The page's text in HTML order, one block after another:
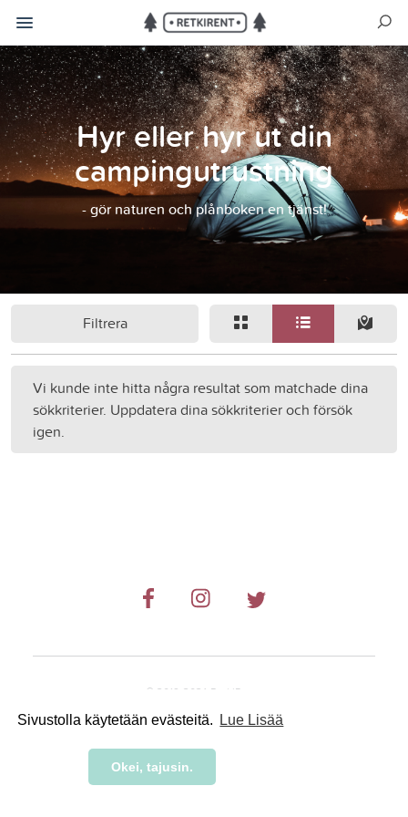
Sivustolla käytetään evästeitä. Lue Lisää
Okei, tajusin.
Hyr eller hyr ut din
campingutrustning
- gör naturen och plånboken en tjänst!
Filtrera
Vi kunde inte hitta några resultat som matchade dina
sökkriterier. Uppdatera dina sökkriterier och försök
igen.
© 2019-2024 RetkiRent .